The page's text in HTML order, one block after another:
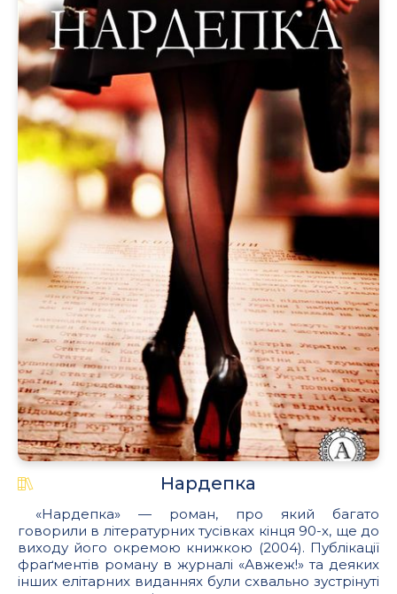
Нардепка
«Нардепка» — роман, про який багато
говорили в літературних тусівках кінця 90-х, ще до
виходу його окремою книжкою (2004). Публікації
фраґментів роману в журналі «Авжеж!» та деяких
інших елітарних виданнях були схвально зустрінуті